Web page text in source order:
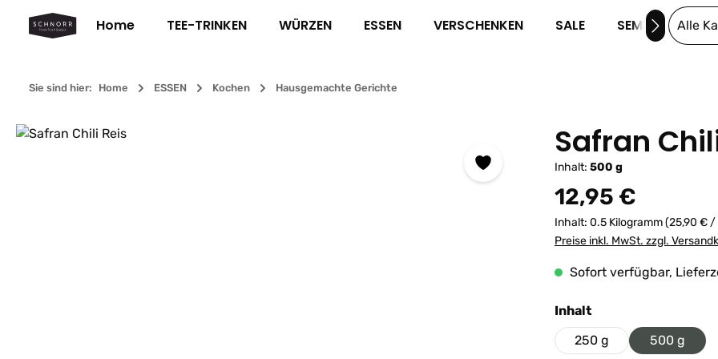
Hauptinhalt springen
Zur Suche springen
Zur Hauptnavigation springen
Home TEE-TRINKEN WÜRZEN ESSEN VERSCHENKEN SALE SEMINAREAlle
Sie sind hier: Home ESSEN Kochen Hausgemachte Gerichte
Bildergalerie überspringen Safran
Inhalt: 500 g
Regulärer Preis:
12,95 €
Inhalt: 0.5 Kilogramm(25,90 € /
Preise inkl. MwSt. zzgl.
Sofort verfügbar,
Inhaltauswählen
250 g
500 g